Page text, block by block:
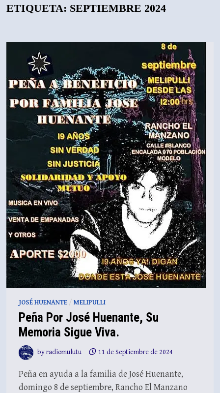
ETIQUETA: SEPTIEMBRE 2024
JOSÉ HUENANTE/ MELIPULLI
Peña Por José Huenante, Su
Memoria Sigue Viva.
byradiomulutu 11 de Septiembre de 2024
Peña en ayuda a la familia de José Huenante,
domingo 8 de septiembre, Rancho El Manzano